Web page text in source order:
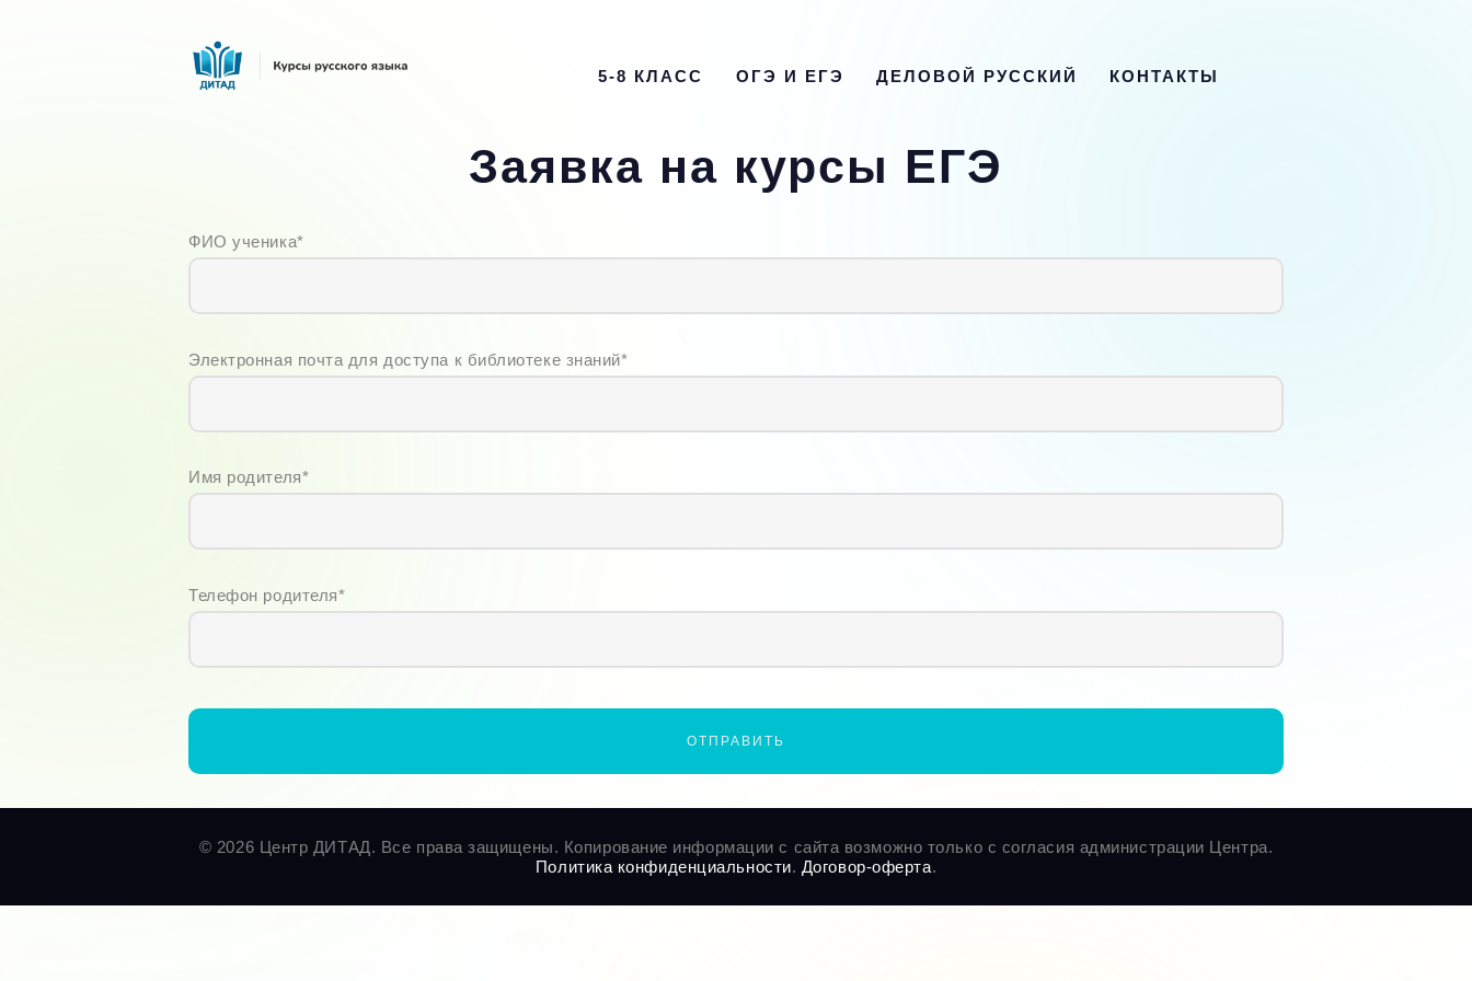
5-8 КЛАСС ОГЭ И ЕГЭ ДЕЛОВОЙ РУССКИЙ КОНТАКТЫ
Заявка на курсы ЕГЭ
ФИО ученика*
Электронная почта для доступа к библиотеке знаний*
Имя родителя*
Телефон родителя*
© 2026 Центр ДИТАД. Все права защищены. Копирование информации с сайта возможно только с согласия администрации Центра.
Политика конфиденциальности. Договор-оферта.